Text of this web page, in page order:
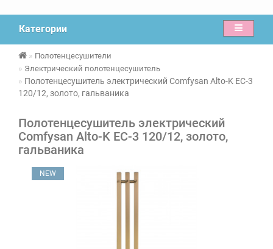
Категории
Полотенцесушители
Электрический полотенцесушитель
Полотенцесушитель электрический Comfysan Alto-K EC-3
120/12, золото, гальваника
Полотенцесушитель электрический
Comfysan Alto-K EC-3 120/12, золото,
гальваника
NEW